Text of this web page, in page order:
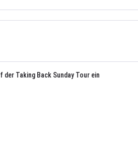
Taking Back Sunday Tour ein